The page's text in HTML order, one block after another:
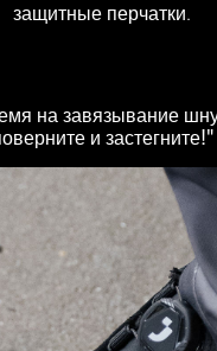
защитные перчатки.
на завязывание
и застегните!"